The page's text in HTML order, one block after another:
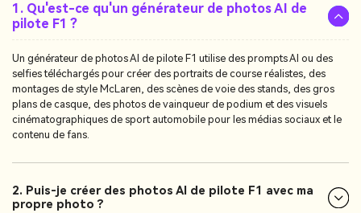
1. Qu'est-ce qu'un générateur de photos AI de
pilote F1 ?
Un générateur de photos AI de pilote F1 utilise des prompts AI ou des
selfies téléchargés pour créer des portraits de course réalistes, des
montages de style McLaren, des scènes de voie des stands, des gros
plans de casque, des photos de vainqueur de podium et des visuels
cinématographiques de sport automobile pour les médias sociaux et le
contenu de fans.
2. Puis-je créer des photos AI de pilote F1 avec ma
propre photo ?